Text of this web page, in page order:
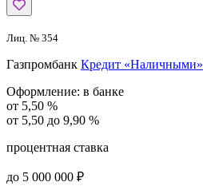
Лиц. № 354
Газпромбанк Кредит «Наличными»
Оформление: в банке
от 5,50 %
от 5,50 до 9,90 %
процентная ставка
до 5 000 000 ₽